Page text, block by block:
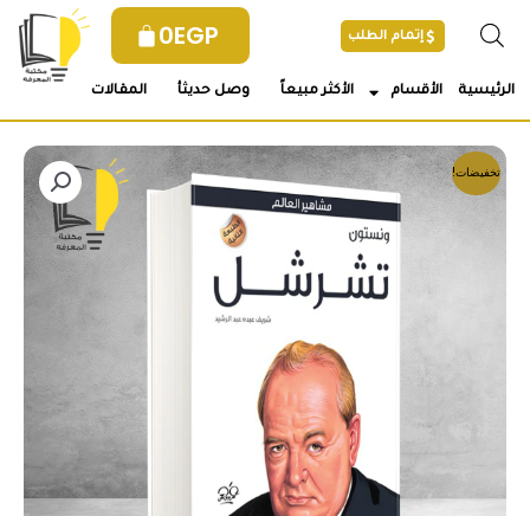
0EGP إتمام الطلب
الرئيسية الأقسام الأكثر مبيعاً وصل حديثأ المقالات
تخفيضات!